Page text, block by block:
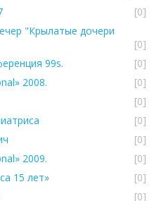
[0]
"Крылатые дочери
[0]
99s.
[0]
2008.
[0]
[0]
[0]
[0]
2009.
[0]
15 лет»
[0]
[0]